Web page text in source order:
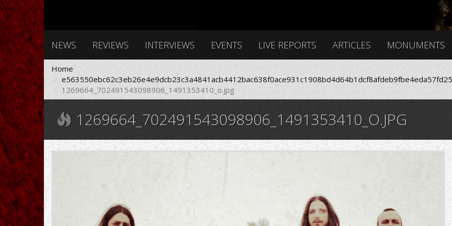
NEWS REVIEWS INTERVIEWS EVENTS LIVE REPORTS ARTICLES MONUMENTS
Home
1269664_702491543098906_1491353410_o.jpg
1269664_702491543098906_1491353410_O.JPG